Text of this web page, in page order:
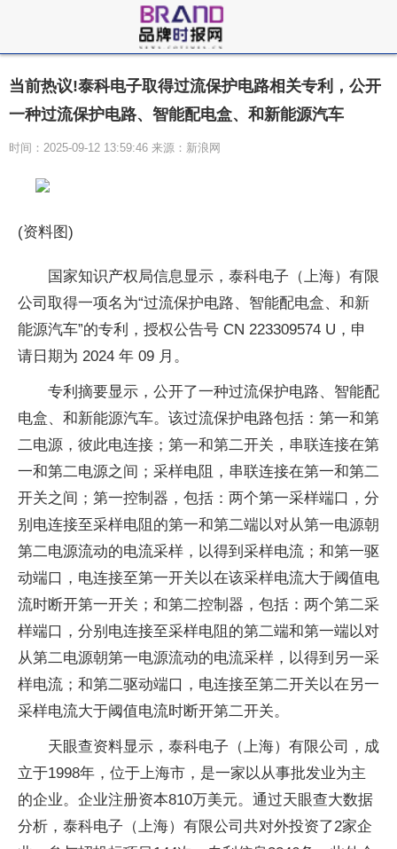
当前热议!泰科电子取得过流保护电路相关专利，公开
一种过流保护电路、智能配电盒、和新能源汽车
时间：2025-09-12 13:59:46 来源：新浪网
(资料图)
国家知识产权局信息显示，泰科电子（上海）有限
公司取得一项名为“过流保护电路、智能配电盒、和新
能源汽车”的专利，授权公告号 CN 223309574 U，申
请日期为 2024 年 09 月。
专利摘要显示，公开了一种过流保护电路、智能配
电盒、和新能源汽车。该过流保护电路包括：第一和第
二电源，彼此电连接；第一和第二开关，串联连接在第
一和第二电源之间；采样电阻，串联连接在第一和第二
开关之间；第一控制器，包括：两个第一采样端口，分
别电连接至采样电阻的第一和第二端以对从第一电源朝
第二电源流动的电流采样，以得到采样电流；和第一驱
动端口，电连接至第一开关以在该采样电流大于阈值电
流时断开第一开关；和第二控制器，包括：两个第二采
样端口，分别电连接至采样电阻的第二端和第一端以对
从第二电源朝第一电源流动的电流采样，以得到另一采
样电流；和第二驱动端口，电连接至第二开关以在另一
采样电流大于阈值电流时断开第二开关。
天眼查资料显示，泰科电子（上海）有限公司，成
立于1998年，位于上海市，是一家以从事批发业为主
的企业。企业注册资本810万美元。通过天眼查大数据
分析，泰科电子（上海）有限公司共对外投资了2家企